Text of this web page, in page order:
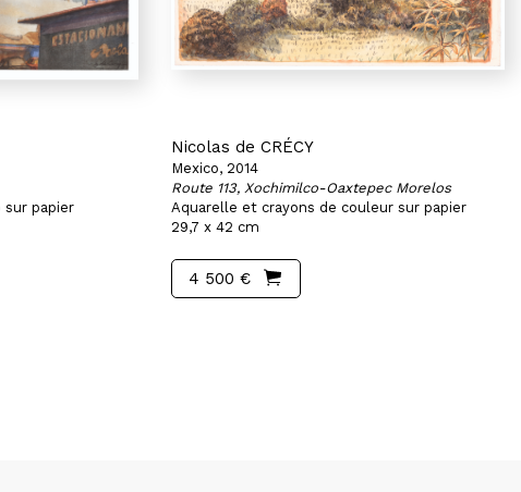
papier
Nicolas de CRÉCY
Mexico, 2014
Route 113, Xochimilco-Oaxtepec Morelos
Aquarelle et crayons de couleur sur papier
29,7 x 42 cm
4 500 €